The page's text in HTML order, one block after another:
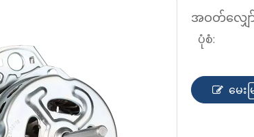
အဝတ်လျှော်
ပုံစံ:
မေးမ